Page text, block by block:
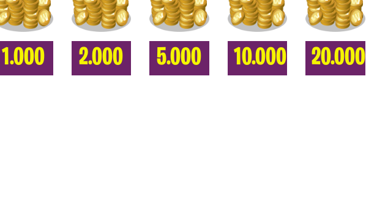
1.000 2.000 5.000 10.000 20.000